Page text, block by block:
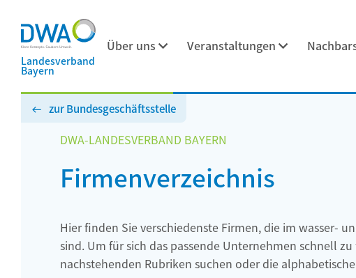
Landesverband
Bayern
Über uns Veranstaltungen
zur Bundesgeschäftsstelle
DWA-LANDESVERBAND BAYERN
Firmenverzeichnis
Hier finden Sie verschiedenste Firmen, die im wasser-
sind. Um für sich das passende Unternehmen schnell
nachstehenden Rubriken suchen oder die